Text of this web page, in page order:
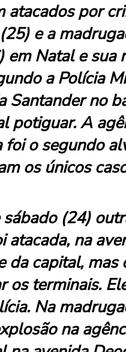
atacados por
e a
Natal e sua
a Polícia
Santander no
potiguar. A
foi o segundo
os únicos
(24)
atacada, na
da capital, mas
os terminais.
Na
na